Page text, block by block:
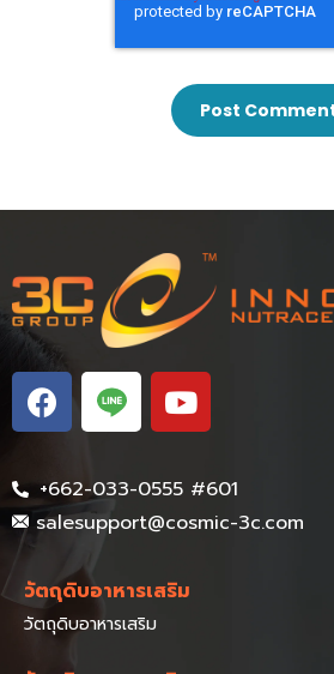
+662-033-0555 #601
salesupport@cosmic-3c.com
วัตถุดิบอาหารเสริม
วัตถุดิบอาหารเสริม